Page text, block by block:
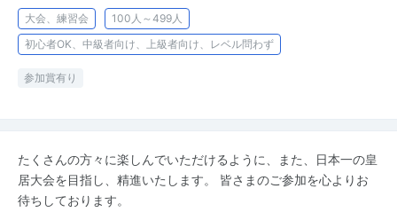
大会、練習会
100人～499人
初心者OK、中級者向け、上級者向け、レベル問わず
参加賞有り
たくさんの方々に楽しんでいただけるように、また、日本一の皇
居大会を目指し、精進いたします。 皆さまのご参加を心よりお
待ちしております。